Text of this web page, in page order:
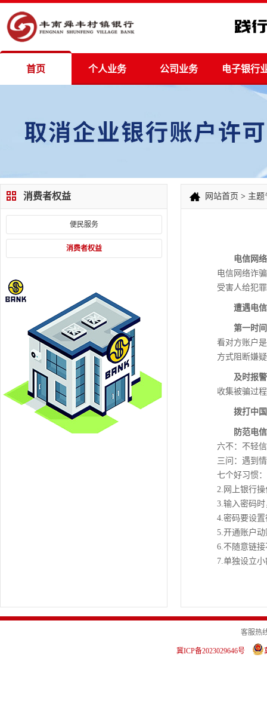
首页 个人业务 公司业务 电子银行
消费者权益
便民服务
消费者权益
网站首页 > 主题
电信网
电信网络诈
受害人给犯
遭遇电
第一时
看对方账户
方式阻断嫌
及时报警
收集被骗过
拨打中
防范电
六不：不轻
三问：遇到
七个好习惯：
2.网上银行
3.输入密码
4.密码要设
5.开通账户
6.不随意链
7.单独设立
客服热
冀ICP备2023029646号